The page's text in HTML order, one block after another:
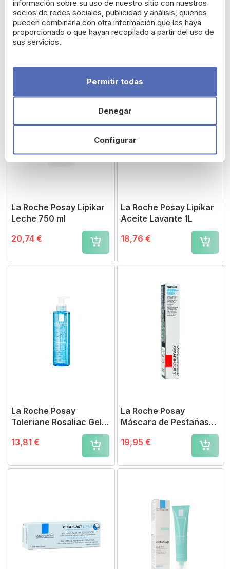
La Roche Posay Lipikar
Leche 400 ml
14,36 €
La Roche Posay Effaclar
Loción Astringente
Micro-Exfoliante
15,79 €
La Roche Posay Lipikar
Leche 750 ml
20,74 €
La Roche Posay Lipikar
Aceite Lavante 1L
18,76 €
La Roche Posay
Toleriane Rosaliac Gel
13,81 €
La Roche Posay
Máscara de Pestañas
Waterproof Toleriane
19,95 €
información sobre su uso de nuestro sitio con nuestros
socios de redes sociales, publicidad y análisis, quienes
pueden combinarla con otra información que les haya
proporcionado o que hayan recopilado a partir del uso de
sus servicios.
Configurar
Denegar
Permitir todas